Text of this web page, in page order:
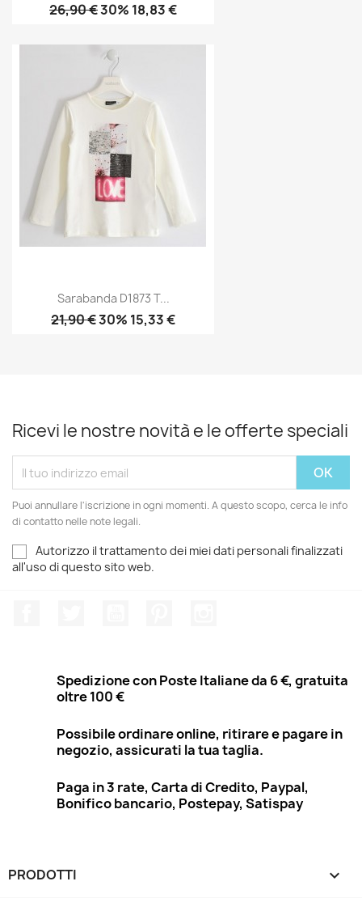
26,90 €30% 18,83 €
Sarabanda D1873 T...
21,90 €30% 15,33 €
Ricevi le nostre novità e le offerte speciali
Puoi annullare l'iscrizione in ogni momenti. A questo scopo, cerca le info
di contatto nelle note legali.
Autorizzo il trattamento dei miei dati personali finalizzati
all'uso di questo sito web.
Spedizione con Poste Italiane da 6 €, gratuita
oltre 100 €
Possibile ordinare online, ritirare e pagare in
negozio, assicurati la tua taglia.
Paga in 3 rate, Carta di Credito, Paypal,
Bonifico bancario, Postepay, Satispay
PRODOTTI 